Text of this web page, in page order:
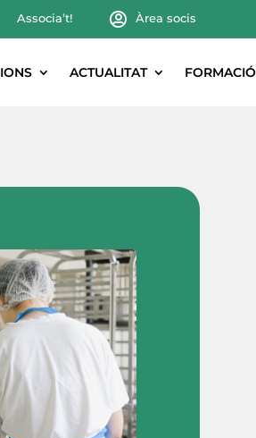
Associa’t! Àrea socis
ACTUALITAT FORMACIÓ